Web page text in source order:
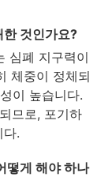
것인가요?
심폐 지구력이
체중이 정체되
이 높습니다.
므로, 포기하
다.
떻게 해야 하나